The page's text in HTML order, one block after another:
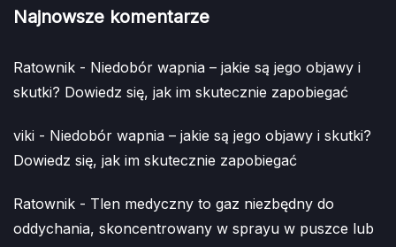
Najnowsze komentarze
Ratownik - Niedobór wapnia – jakie są jego objawy i
skutki? Dowiedz się, jak im skutecznie zapobiegać
viki - Niedobór wapnia – jakie są jego objawy i skutki?
Dowiedz się, jak im skutecznie zapobiegać
Ratownik - Tlen medyczny to gaz niezbędny do
oddychania, skoncentrowany w sprayu w puszce lub